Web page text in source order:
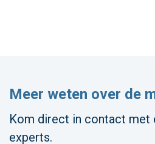
Meer weten over de
Kom direct in contact met
experts.